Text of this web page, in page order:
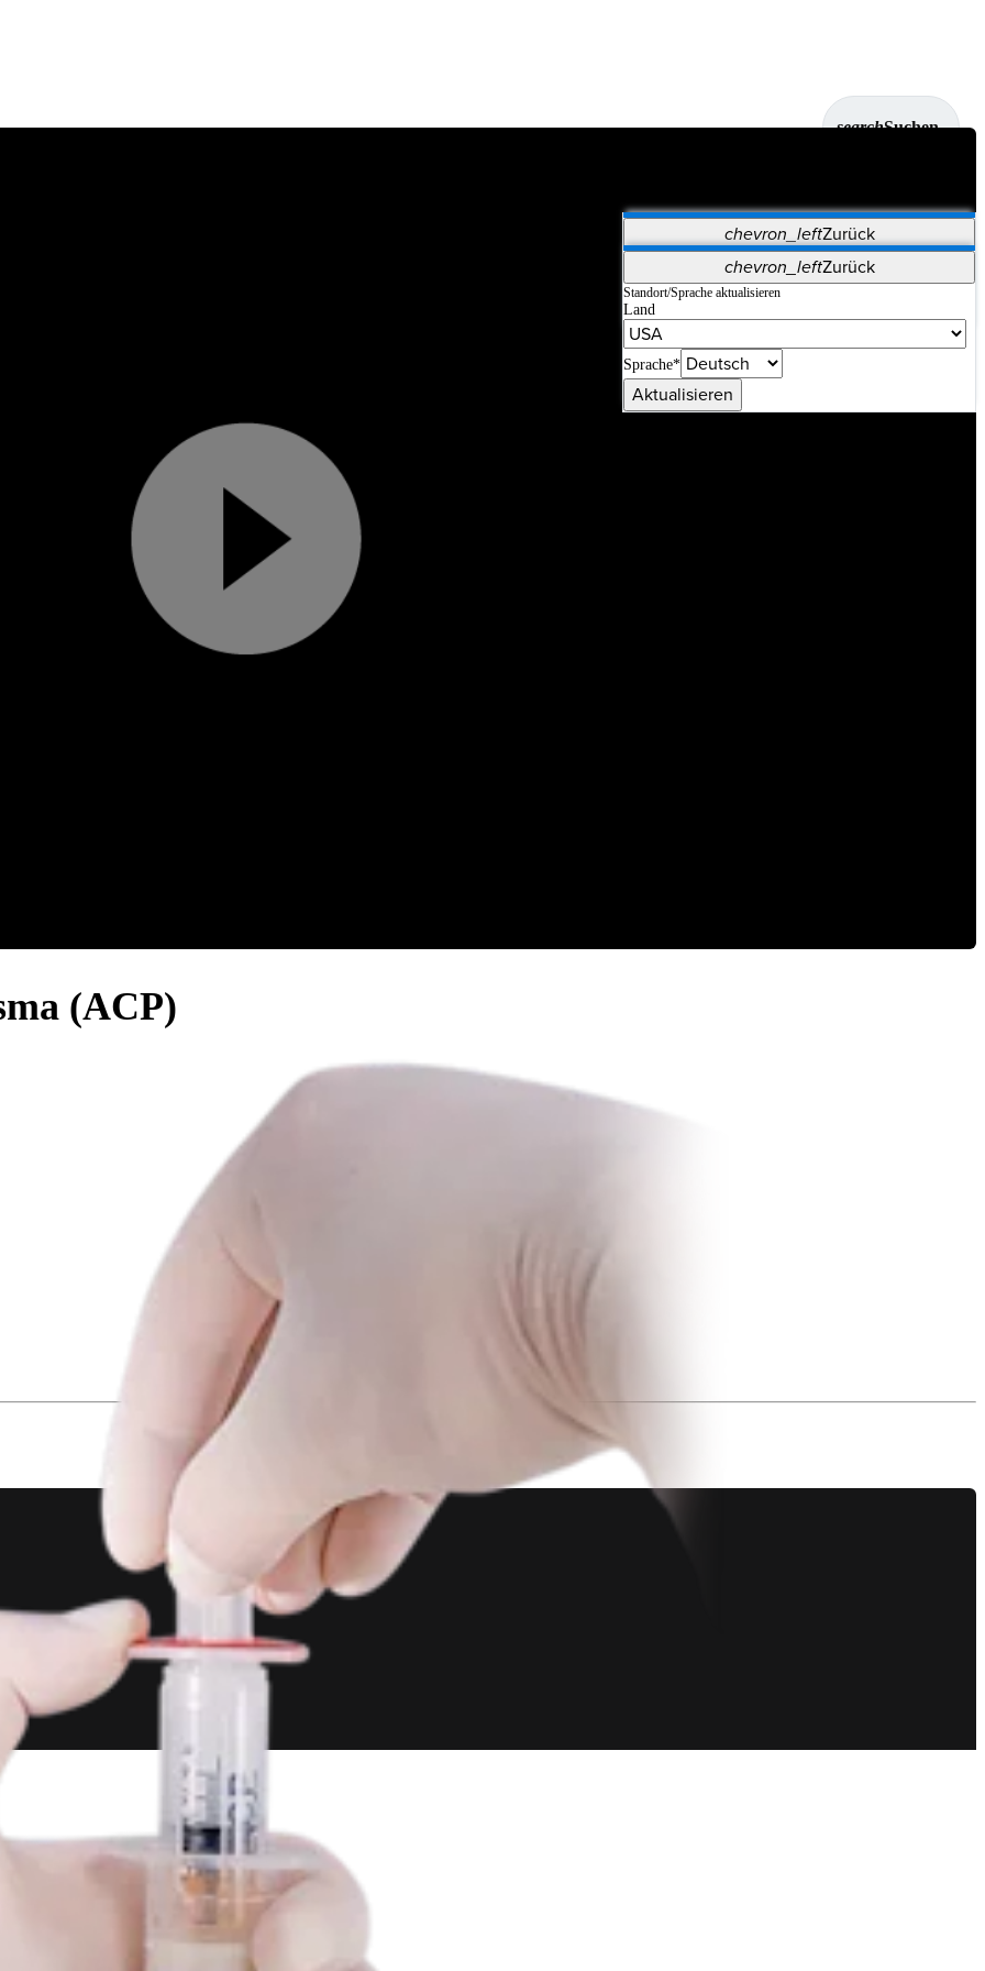
searchSuchen
chevron_leftZurück
Vet Systems OrthoPedia Patient
Supplier Portal
Synergy-Bildgebung und -Resektion
chevron_leftZurück
Standort/Sprache aktualisieren
Land
Sprache*
Aktualisieren
Play
(ACP)